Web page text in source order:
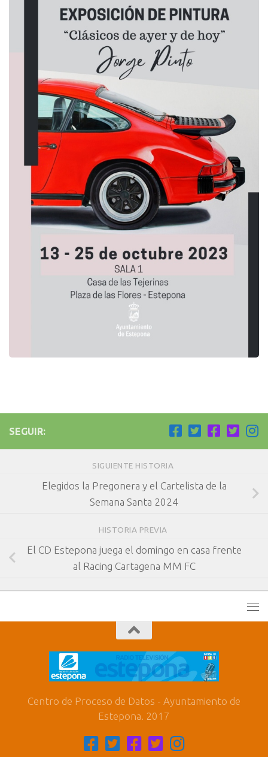
SEGUIR:
SIGUIENTE HISTORIA
Elegidos la Pregonera y el Cartelista de la
Semana Santa 2024
HISTORIA PREVIA
El CD Estepona juega el domingo en casa frente
al Racing Cartagena MM FC
Centro de Proceso de Datos - Ayuntamiento de
Estepona. 2017